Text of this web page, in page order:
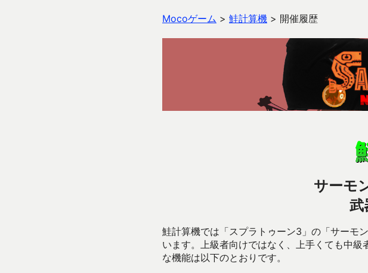
Mocoゲーム > 鮭計算機 > 開催履歴
サーモ
武
鮭計算機では「スプラトゥーン3」の「サーモ
います。上級者向けではなく、上手くても中
な機能は以下のとおりです。